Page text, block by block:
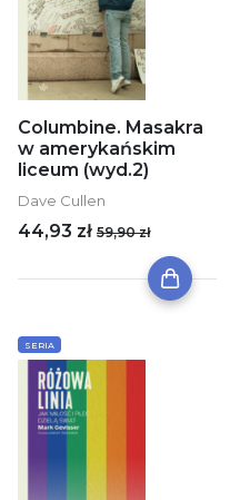
Columbine. Masakra
w amerykańskim
liceum (wyd.2)
Dave Cullen
44,93 zł 59,90 zł
SERIA